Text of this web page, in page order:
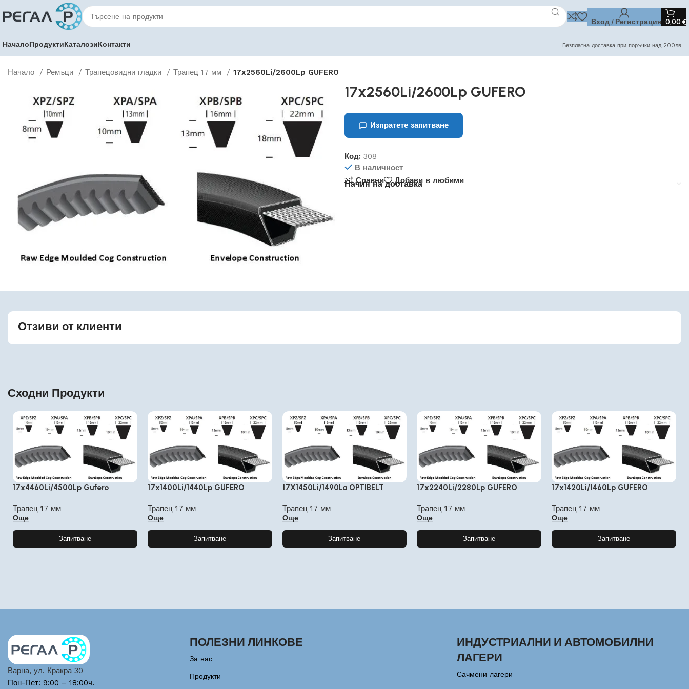
Вход / Регистрация 0,00 €
НачалоПродуктиКаталозиКонтакти Безплатна доставка при поръчки над 200лв
Начало Ремъци Трапецовидни гладки Трапец 17 мм 17x2560Li/2600Lp GUFERO
17x2560Li/2600Lp GUFERO
Изпратете запитване
Код: 308
В наличност
Сравни
Добави в любими
Начин на доставка
Отзиви от клиенти
Сходни Продукти
17x4460Li/4500Lp Gufero
Трапец 17 мм
Още
Запитване
17x1400Li/1440Lp GUFERO
Трапец 17 мм
Още
Запитване
17X1450Li/1490La OPTIBELT
Трапец 17 мм
Още
Запитване
17x2240Li/2280Lp GUFERO
Трапец 17 мм
Още
Запитване
17x1420Li/1460Lp GUFERO
Трапец 17 мм
Още
Запитване
Варна, ул. Кракра 30
Пон-Пет: 9:00 – 18:00ч.
ПОЛЕЗНИ ЛИНКОВЕ
За нас
Продукти
ИНДУСТРИАЛНИ И АВТОМОБИЛНИ
ЛАГЕРИ
Сачмени лагери